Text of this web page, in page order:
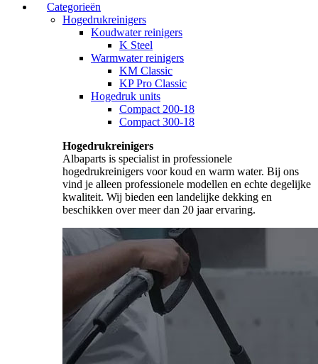
Categorieën
Hogedrukreinigers
Koudwater reinigers
K Steel
Warmwater reinigers
KM Classic
KP Pro Classic
Hogedruk units
Compact 200-18
Compact 300-18
Hogedrukreinigers
Albaparts is specialist in professionele
hogedrukreinigers voor koud en warm water. Bij ons
vind je alleen professionele modellen en echte degelijke
kwaliteit. Wij bieden een landelijke dekking en
beschikken over meer dan 20 jaar ervaring.